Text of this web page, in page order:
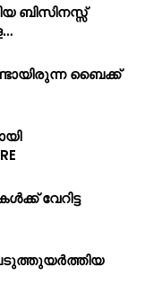
ബിസിനസ്സ്
ബൈക്ക്
വേറിട്ട